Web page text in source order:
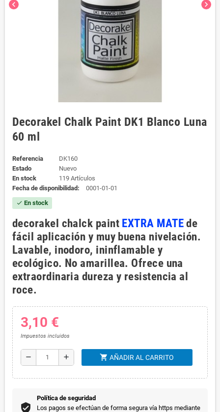
chevron_left chevron_right
Decorakel Chalk Paint DK1 Blanco Luna
60 ml
Referencia
DK160
Estado
Nuevo
En stock
119 Artículos
Fecha de disponibilidad:
0001-01-01
check En stock
decorakel chalck paint EXTRA MATEde
fácil aplicación y muy buena nivelación.
Lavable, inodoro, ininflamable y
ecológico. No amarillea. Ofrece una
extraordinaria dureza y resistencia al
roce.
3,10 €
Impuestos incluidos
remove add shopping_cart AÑADIR AL CARRITO
Política de seguridad
Los pagos se efectúan de forma segura vía https mediante